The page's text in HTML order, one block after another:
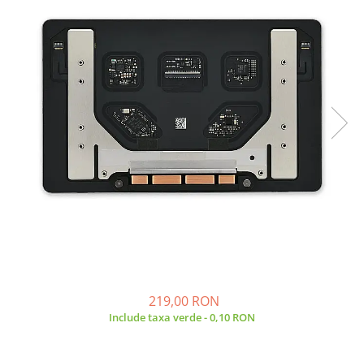
A2251 (Retina 13” 2020)
A2289 (Retina 13” 2020)
A2338 (M1/M2 13” 2020-2022)
A2442 (M1 14” 2021)
A2485 (M1 16” 2021)
A2779 (M2 14” 2023)
A2918 (M3 14” 2023)
A2992 (M3 14” 2023)
Top Piese Mac
219,00 RON
Include taxa verde - 0,10 RON